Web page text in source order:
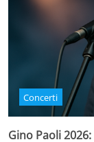
Concerti
Gino Paoli